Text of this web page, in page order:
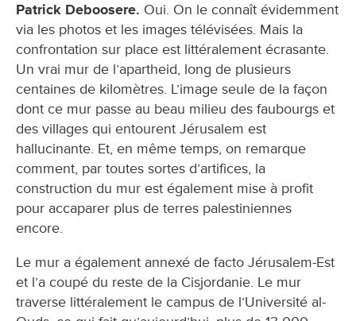
Patrick Deboosere. Oui. On le connaît évidemment
via les photos et les images télévisées. Mais la
confrontation sur place est littéralement écrasante.
Un vrai mur de l’apartheid, long de plusieurs
centaines de kilomètres. L’image seule de la façon
dont ce mur passe au beau milieu des faubourgs et
des villages qui entourent Jérusalem est
hallucinante. Et, en même temps, on remarque
comment, par toutes sortes d’artifices, la
construction du mur est également mise à profit
pour accaparer plus de terres palestiniennes
encore.
Le mur a également annexé de facto Jérusalem-Est
et l’a coupé du reste de la Cisjordanie. Le mur
traverse littéralement le campus de l’Université al-